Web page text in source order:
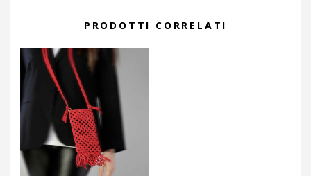
PRODOTTI CORRELATI